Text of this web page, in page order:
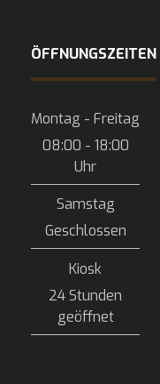
ÖFFNUNGSZEITEN
Montag - Freitag
08:00 - 18:00
Uhr
Samstag
Geschlossen
Kiosk
24 Stunden
geöffnet